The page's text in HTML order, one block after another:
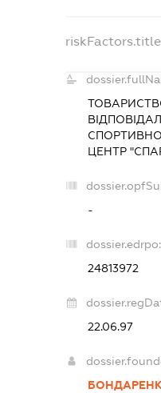
riskFactors.title
ЦЕНТР
-
dossier.edrpo:
24813972
22.06.97